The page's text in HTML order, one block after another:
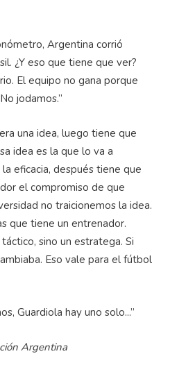
Argentina corrió
¿Y eso que tiene que ver?
El equipo no gana porque
jodamos.”
una idea, luego tiene que
idea es la que lo va a
eficacia, después tiene que
el compromiso de que
no traicionemos la idea.
que tiene un entrenador.
sino un estratega. Si
Eso vale para el fútbol
Guardiola hay uno solo...”
Argentina